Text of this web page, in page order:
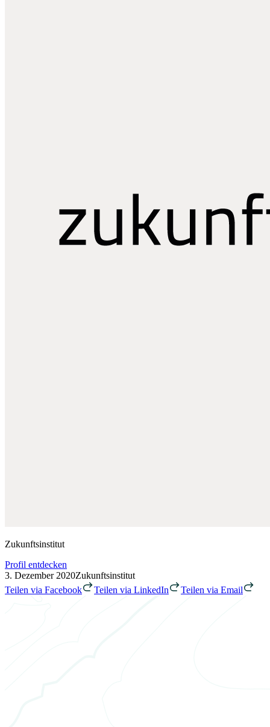
Zukunftsinstitut
Profil entdecken
3. Dezember 2020Zukunftsinstitut
Teilen via Facebook
Teilen via LinkedIn Teilen via Email